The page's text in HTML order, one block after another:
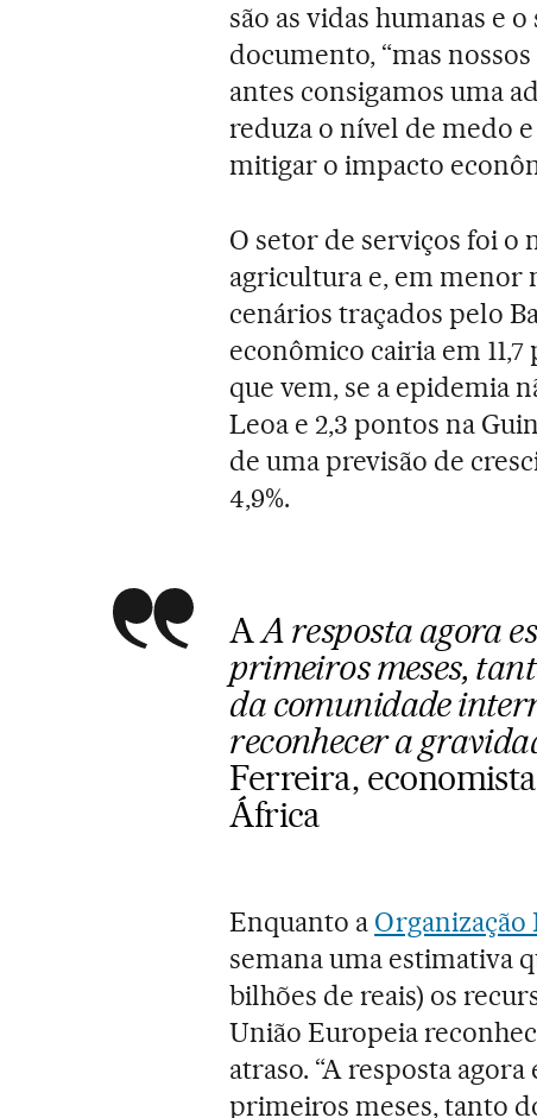
são as vidas humanas e
documento, “mas
antes consigamos uma
reduza o nível de medo
mitigar o impacto
O setor de serviços foi o
agricultura e, em menor
cenários traçados pelo
econômico cairia em
que vem, se a epidemia
Leoa e 2,3 pontos na
de uma previsão de
4,9%.
AA resposta agora
primeiros meses,
da comunidade
reconhecer a
Ferreira,
África
Enquanto a Organização
semana uma estimativa
bilhões de reais) os
União Europeia
atraso. “A resposta
primeiros meses, tanto